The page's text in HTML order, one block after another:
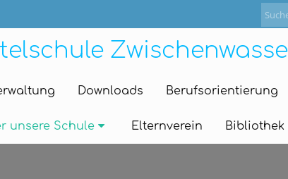
Downloads Berufsorientierung
unsere Schule Elternverein Bibliothek